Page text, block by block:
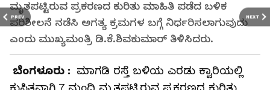
PREV NEXT
ಮೃತಪಟ್ಟಿರುವ ಪ್ರಕರಣದ ಕುರಿತು ಮಾಹಿತಿ ಪಡೆದ ಬಳಿಕ
ಪರಿಶೀಲನೆ ನಡೆಸಿ ಅಗತ್ಯ ಕ್ರಮಗಳ ಬಗ್ಗೆ ನಿರ್ಧರಿಸಲಾಗುವುದು
ಎಂದು ಮುಖ್ಯಮಂತ್ರಿ ಡಿ.ಕೆ.ಶಿವಕುಮಾರ್‌ ತಿಳಿಸಿದರು.
ಬೆಂಗಳೂರು : ಮಾಗಡಿ ರಸ್ತೆ ಬಳಿಯ ಎರಡು ಕ್ವಾರಿಯಲ್ಲಿ